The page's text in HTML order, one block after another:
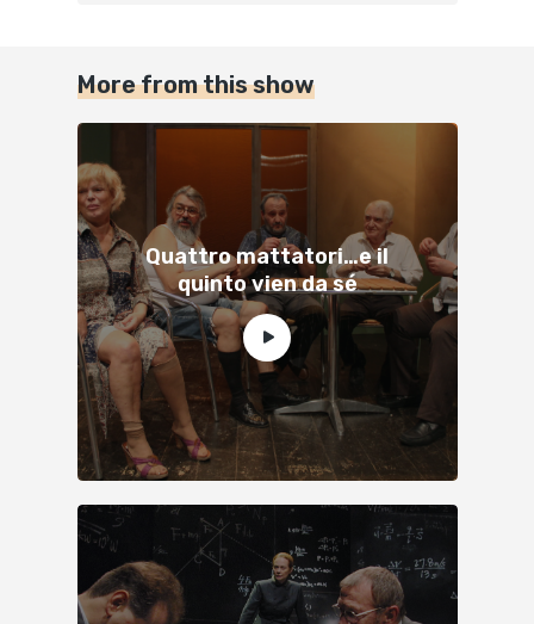
More from this show
Quattro mattatori…e il
quinto vien da sé